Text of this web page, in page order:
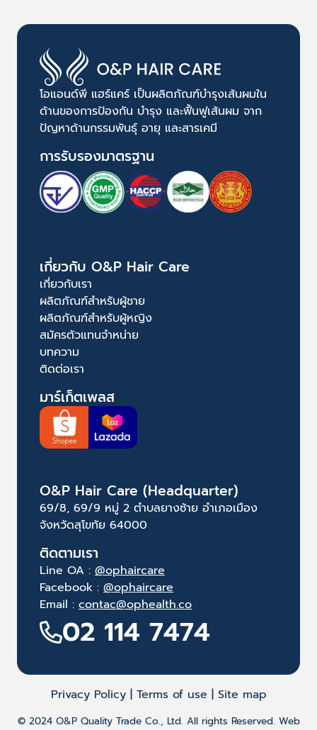
โอแอนด์พี แฮร์แคร์ เป็นผลิตภัณฑ์บำรุงเส้นผมใน
ด้านของการป้องกัน บำรุง และฟื้นฟูเส้นผม จาก
ปัญหาด้านกรรมพันธุ์ อายุ และสารเคมี
การรับรองมาตรฐาน
เกี่ยวกับ O&P Hair Care
เกี่ยวกับเรา
ผลิตภัณฑ์สำหรับผู้ชาย
ผลิตภัณฑ์สำหรับผู้หญิง
สมัครตัวแทนจำหน่าย
บทความ
ติดต่อเรา
มาร์เก็ตเพลส
O&P Hair Care (Headquarter)
69/8, 69/9 หมู่ 2 ตำบลยางซ้าย อำเภอเมือง
จังหวัดสุโขทัย 64000
ติดตามเรา
Line OA : @ophaircare
Facebook : @ophaircare
Email : contac@ophealth.co
02 114 7474
Privacy Policy | Terms of use | Site map
© 2024 O&P Quality Trade Co., Ltd. All rights Reserved. Web